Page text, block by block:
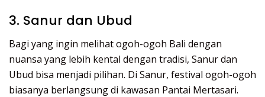
3. Sanur dan Ubud
Bagi yang ingin melihat ogoh-ogoh Bali dengan
nuansa yang lebih kental dengan tradisi, Sanur dan
Ubud bisa menjadi pilihan. Di Sanur, festival ogoh-ogoh
biasanya berlangsung di kawasan Pantai Mertasari.